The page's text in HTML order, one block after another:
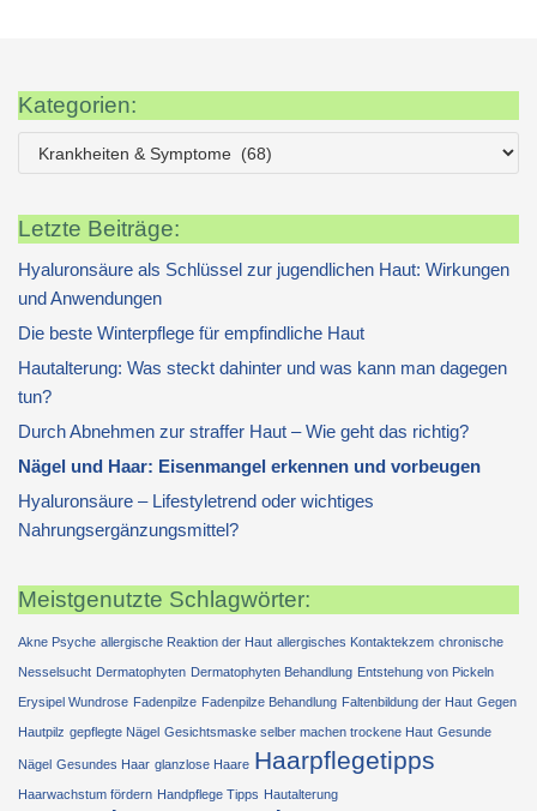
Kategorien:
Letzte Beiträge:
Hyaluronsäure als Schlüssel zur jugendlichen Haut: Wirkungen
und Anwendungen
Die beste Winterpflege für empfindliche Haut
Hautalterung: Was steckt dahinter und was kann man dagegen
tun?
Durch Abnehmen zur straffer Haut – Wie geht das richtig?
Nägel und Haar: Eisenmangel erkennen und vorbeugen
Hyaluronsäure – Lifestyletrend oder wichtiges
Nahrungsergänzungsmittel?
Meistgenutzte Schlagwörter:
Akne Psyche allergische Reaktion der Haut allergisches Kontaktekzem chronische
Nesselsucht Dermatophyten Dermatophyten Behandlung Entstehung von Pickeln
Erysipel Wundrose Fadenpilze Fadenpilze Behandlung Faltenbildung der Haut Gegen
Hautpilz gepflegte Nägel Gesichtsmaske selber machen trockene Haut Gesunde
Nägel Gesundes Haar glanzlose Haare Haarpflegetipps
Haarwachstum fördern Handpflege Tipps Hautalterung